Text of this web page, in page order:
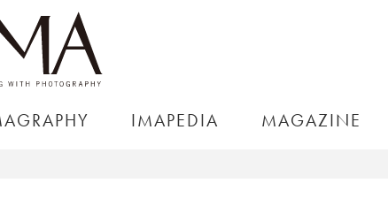
IMAPEDIA MAGAZINE